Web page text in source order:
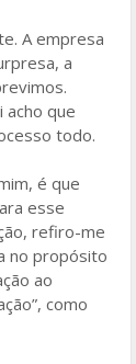
A empresa
a
acho que
todo.
é que
esse
refiro-me
no propósito
ao
como